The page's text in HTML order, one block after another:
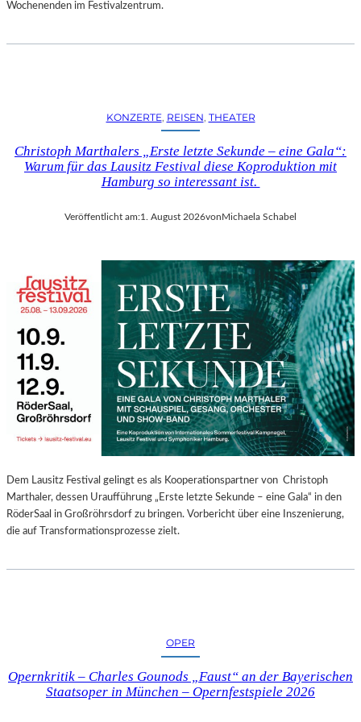
W
S
C
H
N
N
S
T
Ü
H
L
E
N
“
–
A
U
S
S
T
R
I
Wochenenden im Festivalzentrum.
KONZERTE, REISEN THEATER
Christoph Marthalers „Erste letzte Sekunde – eine Gala“:
Warum für das Lausitz Festival diese Koproduktion mit
Hamburg so interessant ist.
Veröffentlicht am:1. August 2026vonMichaela Schabel
Dem Lausitz Festival gelingt es als Kooperationspartner von Christoph
Marthaler, dessen Uraufführung „Erste letzte Sekunde – eine Gala“ in den
RöderSaal in Großröhrsdorf zu bringen. Vorbericht über eine Inszenierung,
die auf Transformationsprozesse zielt.
OPER
Opernkritik – Charles Gounods „Faust“ an der Bayerischen
Staatsoper in München – Opernfestspiele 2026